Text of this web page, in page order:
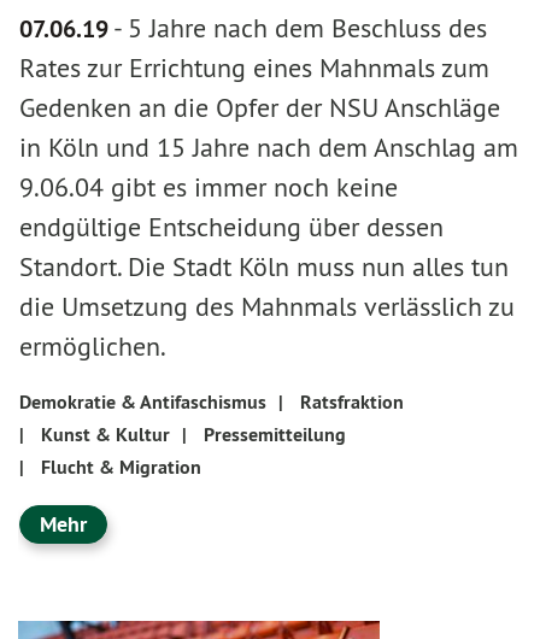
07.06.19- 5 Jahre nach dem Beschluss des
Rates zur Errichtung eines Mahnmals zum
Gedenken an die Opfer der NSU Anschläge
in Köln und 15 Jahre nach dem Anschlag am
9.06.04 gibt es immer noch keine
endgültige Entscheidung über dessen
Standort. Die Stadt Köln muss nun alles tun
die Umsetzung des Mahnmals verlässlich zu
ermöglichen.
Demokratie & Antifaschismus |
Ratsfraktion
|
Kunst & Kultur |
Pressemitteilung
|
Flucht & Migration
Mehr